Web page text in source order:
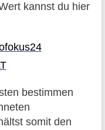
kannst du hier
bestimmen
somit den